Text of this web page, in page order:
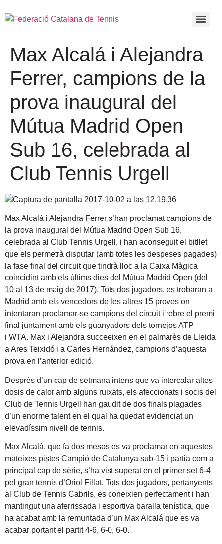
Max Alcalá i Alejandra
Ferrer, campions de la
prova inaugural del
Mútua Madrid Open
Sub 16, celebrada al
Club Tennis Urgell
Max Alcalá i Alejandra Ferrer s’han proclamat campions de
la prova inaugural del Mútua Madrid Open Sub 16,
celebrada al Club Tennis Urgell, i han aconseguit el bitllet
que els permetrà disputar (amb totes les despeses pagades)
la fase final del circuit que tindrà lloc a la Caixa Màgica
coincidint amb els últims dies del Mútua Madrid Open (del
10 al 13 de maig de 2017). Tots dos jugadors, es trobaran a
Madrid amb els vencedors de les altres 15 proves on
intentaran proclamar-se campions del circuit i rebre el premi
final juntament amb els guanyadors dels tornejos ATP
i WTA. Max i Alejandra succeeixen en el palmarès de Lleida
a Ares Teixidó i a Carles Hernández, campions d’aquesta
prova en l’anterior edició.
Després d’un cap de setmana intens que va intercalar altes
dosis de calor amb alguns ruixats, els afeccionats i socis del
Club de Tennis Urgell han gaudit de dos finals plagades
d’un enorme talent en el qual ha quedat evidenciat un
elevadíssim nivell de tennis.
Max Alcalá, que fa dos mesos es va proclamar en aquestes
mateixes pistes Campió de Catalunya sub-15 i partia com a
principal cap de sèrie, s’ha vist superat en el primer set 6-4
pel gran tennis d’Oriol Fillat. Tots dos jugadors, pertanyents
al Club de Tennis Cabrils, es coneixien perfectament i han
mantingut una aferrissada i esportiva baralla tenística, que
ha acabat amb la remuntada d’un Max Alcalá que es va
acabar portant el partit 4-6, 6-0, 6-0.